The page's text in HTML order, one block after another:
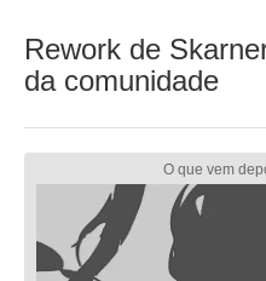
Rework de
da comunidade